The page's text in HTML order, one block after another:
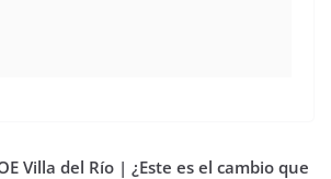
Villa del Río | ¿Este es el cambio que